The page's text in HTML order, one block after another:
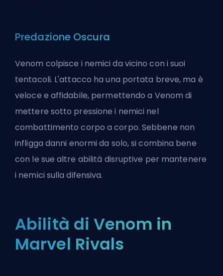
Predazione Oscura
Venom colpisce i nemici da vicino con i suoi
tentacoli. L'attacco ha una portata breve, ma è
veloce e affidabile, permettendo a Venom di
mettere sotto pressione i nemici nel
combattimento corpo a corpo. Sebbene non
infligga danni enormi da solo, si combina bene
con le sue altre abilità disruptive per mantenere
i nemici sulla difensiva.
Abilità di Venom in
Marvel Rivals